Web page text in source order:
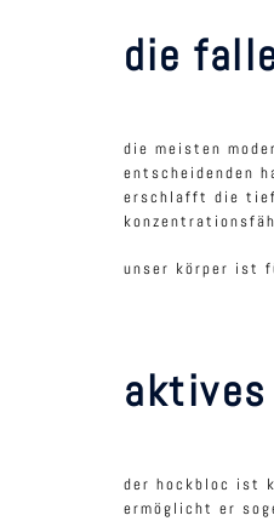
die
die meisten
entscheidenden
erschlafft die
unser körper ist
der hockbloc ist
ermöglicht er